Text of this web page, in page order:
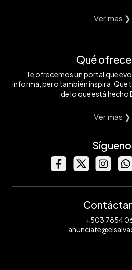
Ver mas ❯
Qué
Te ofrecemos un portal que
informa, pero también inspira. Que
de lo que está hecho
Ver mas ❯
+503 7854